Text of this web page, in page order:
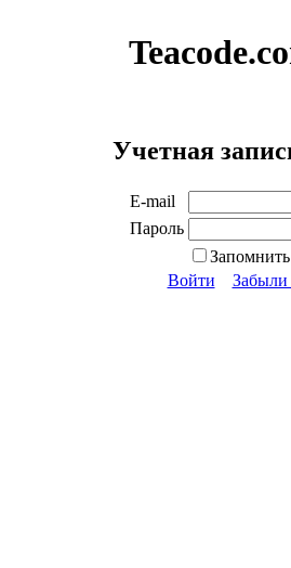
Учетная
E-mail
Пароль
Войти
Забыли